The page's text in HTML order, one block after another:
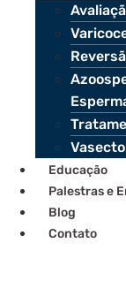
Educação
Palestras e
Blog
Contato